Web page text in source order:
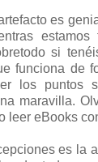
es
si
funciona de
los puntos
maravilla.
leer eBooks
es la